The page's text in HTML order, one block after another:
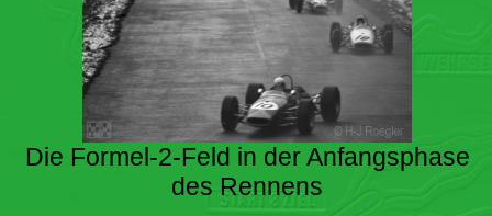
Die Formel-2-Feld in der Anfangsphase
des Rennens